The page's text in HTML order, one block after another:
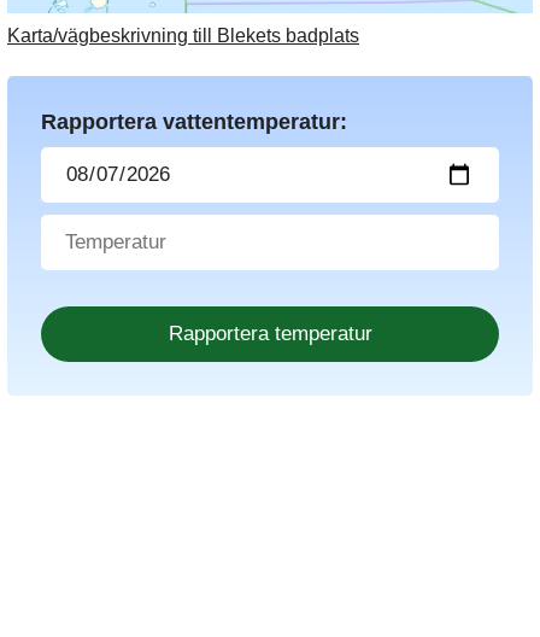
Karta/vägbeskrivning till Blekets badplats
Rapportera vattentemperatur: